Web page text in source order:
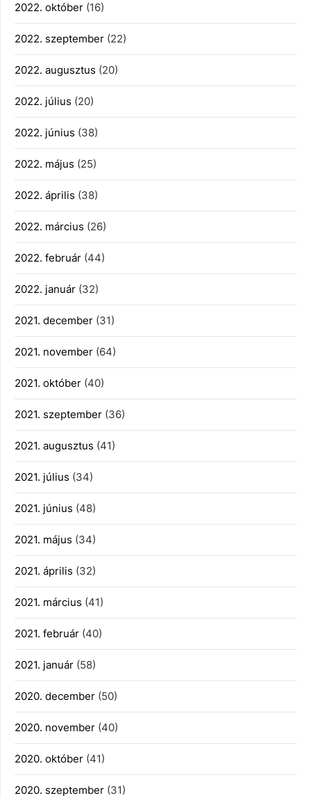
2022. október (16)
2022. szeptember (22)
2022. augusztus (20)
2022. július (20)
2022. június (38)
2022. május (25)
2022. április (38)
2022. március (26)
2022. február (44)
2022. január (32)
2021. december (31)
2021. november (64)
2021. október (40)
2021. szeptember (36)
2021. augusztus (41)
2021. július (34)
2021. június (48)
2021. május (34)
2021. április (32)
2021. március (41)
2021. február (40)
2021. január (58)
2020. december (50)
2020. november (40)
2020. október (41)
2020. szeptember (31)